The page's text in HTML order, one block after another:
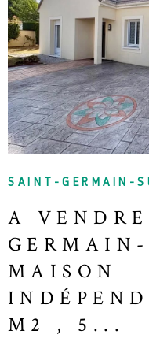
ATPI
SAINT-GERMAIN-
A
MAISON
M2 , 5...